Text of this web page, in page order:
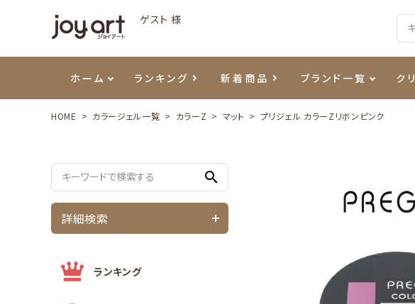
ゲスト 様
ホーム ランキング 新着商品 ブランド一覧
モアノ
ク
ウェービージェル
マグネティジェル
フラッシュジェル シーナカラージェルポリッシュ
ネイルケア用品
ネイルマシン
メタルパーツ
HOME カラージェル一覧 カラーZ マット プリジェル カラーZリボンピンク
search
詳細検索
ランキング